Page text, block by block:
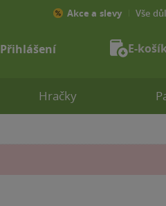
Hračky
Akce a slevy Vše
Přihlášení E-